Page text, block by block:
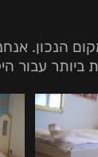
הנכון.
ביותר עבור